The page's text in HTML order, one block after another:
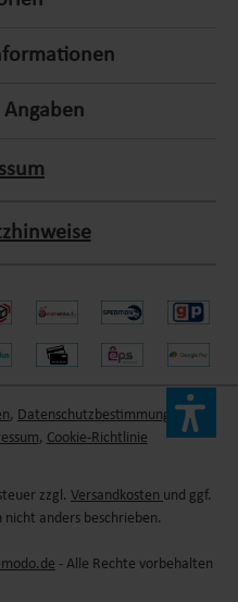
Angaben
, Datenschutzbestimmungen ,
, Cookie-Richtlinie
zzgl. Versandkosten und ggf.
anders beschrieben.
- Alle Rechte vorbehalten